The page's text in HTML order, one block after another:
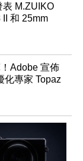
表 M.ZUIKO
II 和 25mm
Adobe 宣佈
化專家 Topaz